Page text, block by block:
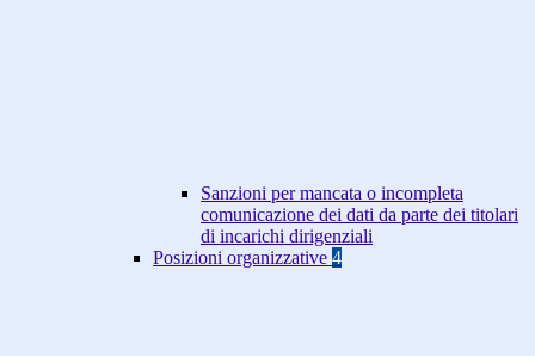
Sanzioni per mancata o incompleta
comunicazione dei dati da parte dei titolari
di incarichi dirigenziali
Posizioni organizzative 4